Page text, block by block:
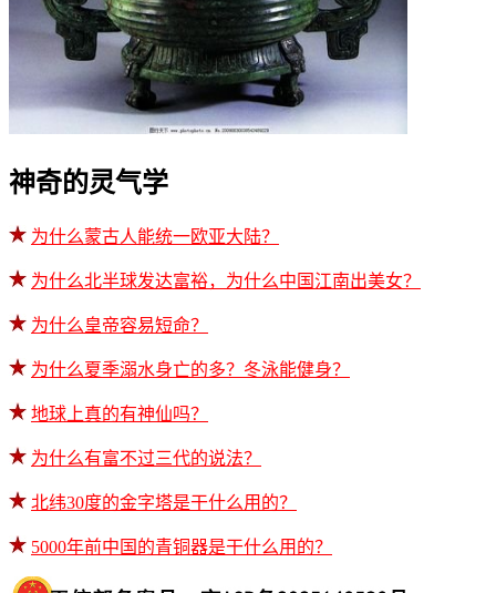
神奇的灵气学
为什么蒙古人能统一欧亚大陆？
为什么北半球发达富裕，为什么中国江南出美女？
为什么皇帝容易短命？
为什么夏季溺水身亡的多？冬泳能健身？
地球上真的有神仙吗？
为什么有富不过三代的说法？
北纬30度的金字塔是干什么用的？
5000年前中国的青铜器是干什么用的？